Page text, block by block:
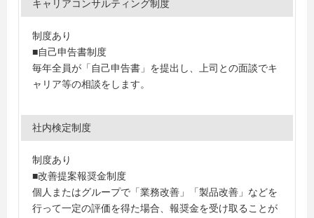
キャリアコンサルティング制度
制度あり
■自己申告書制度
毎年全員が「自己申告書」を提出し、上司との面談でキ
ャリア等の相談をします。
社内検定制度
制度あり
■改善提案報奨金制度
個人またはグループで「業務改善」「製品改善」などを
行って一定の評価を得た場合、報奨金を受け取ることが